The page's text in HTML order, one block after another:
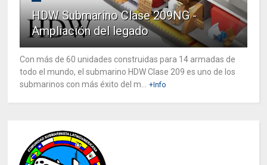
HDW Submarino Clase 209NG -
Ampliación del legado
Con más de 60 unidades construidas para 14 armadas de
todo el mundo, el submarino HDW Clase 209 es uno de los
submarinos con más éxito del m...
+Info